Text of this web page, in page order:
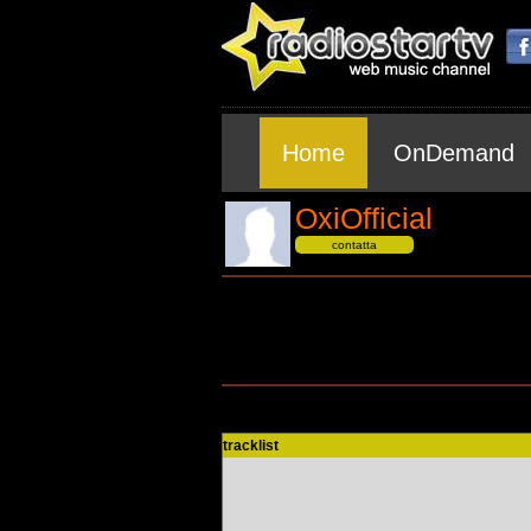
Home OnDemand
OxiOfficial
contatta
tracklist